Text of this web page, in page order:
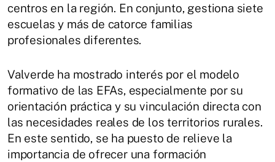
centros en la región. En conjunto, gestiona siete
escuelas y más de catorce familias
profesionales diferentes.
Valverde ha mostrado interés por el modelo
formativo de las EFAs, especialmente por su
orientación práctica y su vinculación directa con
las necesidades reales de los territorios rurales.
En este sentido, se ha puesto de relieve la
importancia de ofrecer una formación